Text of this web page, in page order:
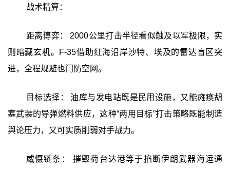
战术精算：
距离博弈： 2000公里打击半径看似触及以军极限，实
则暗藏玄机。F-35借助红海沿岸沙特、埃及的雷达盲区突
进，全程规避也门防空网。
目标选择： 油库与发电站既是民用设施，又能瘫痪胡
塞武装的导弹燃料供应，这种“两用目标”打击策略既能制造
舆论压力，又可实质削弱对手战力。
威慑链条： 摧毁荷台达港等于掐断伊朗武器海运通